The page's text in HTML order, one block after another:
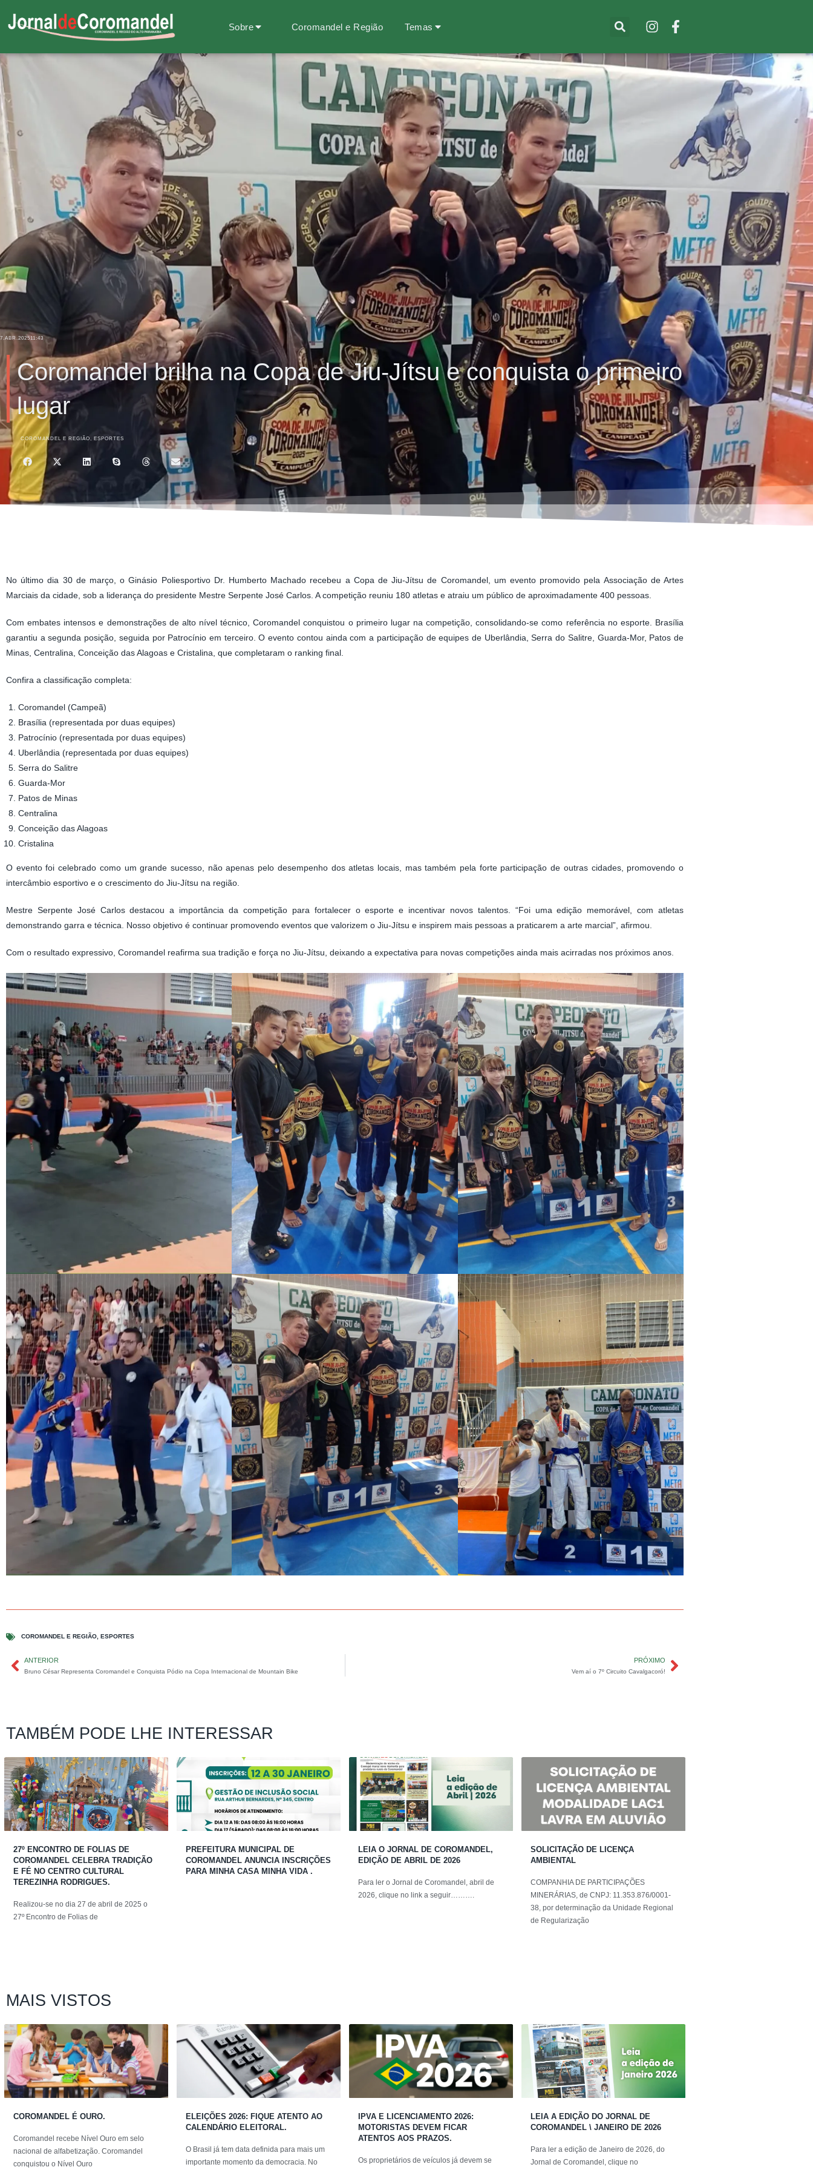
Sobre Coromandel e Região Temas
7.ABR.202511:43
Coromandel brilha na Copa de Jiu-Jítsu e conquista o primeiro
lugar
COROMANDEL E REGIÃO, ESPORTES
No último dia 30 de março, o Ginásio Poliesportivo Dr. Humberto Machado recebeu a Copa de Jiu-Jítsu de Coromandel, um evento promovido pela Associação de Artes
Marciais da cidade, sob a liderança do presidente Mestre Serpente José Carlos. A competição reuniu 180 atletas e atraiu um público de aproximadamente 400 pessoas.
Com embates intensos e demonstrações de alto nível técnico, Coromandel conquistou o primeiro lugar na competição, consolidando-se como referência no esporte. Brasília
garantiu a segunda posição, seguida por Patrocínio em terceiro. O evento contou ainda com a participação de equipes de Uberlândia, Serra do Salitre, Guarda-Mor, Patos de
Minas, Centralina, Conceição das Alagoas e Cristalina, que completaram o ranking final.
Confira a classificação completa:
Coromandel (Campeã)
Brasília (representada por duas equipes)
Patrocínio (representada por duas equipes)
Uberlândia (representada por duas equipes)
Serra do Salitre
Guarda-Mor
Patos de Minas
Centralina
Conceição das Alagoas
Cristalina
O evento foi celebrado como um grande sucesso, não apenas pelo desempenho dos atletas locais, mas também pela forte participação de outras cidades, promovendo o
intercâmbio esportivo e o crescimento do Jiu-Jítsu na região.
Mestre Serpente José Carlos destacou a importância da competição para fortalecer o esporte e incentivar novos talentos. “Foi uma edição memorável, com atletas
demonstrando garra e técnica. Nosso objetivo é continuar promovendo eventos que valorizem o Jiu-Jítsu e inspirem mais pessoas a praticarem a arte marcial”, afirmou.
Com o resultado expressivo, Coromandel reafirma sua tradição e força no Jiu-Jítsu, deixando a expectativa para novas competições ainda mais acirradas nos próximos anos.
COROMANDEL E REGIÃO ESPORTES
ANTERIOR
Bruno César Representa Coromandel e Conquista Pódio na Copa Internacional de Mountain Bike
PRÓXIMO
Vem aí o 7º Circuito Cavalgacoró!
TAMBÉM PODE LHE INTERESSAR
27º ENCONTRO DE FOLIAS DE
COROMANDEL CELEBRA TRADIÇÃO
E FÉ NO CENTRO CULTURAL
TEREZINHA RODRIGUES.
Realizou-se no dia 27 de abril de 2025 o
27º Encontro de Folias de
PREFEITURA MUNICIPAL DE
COROMANDEL ANUNCIA INSCRIÇÕES
PARA MINHA CASA MINHA VIDA .
LEIA O JORNAL DE COROMANDEL,
EDIÇÃO DE ABRIL DE 2026
Para ler o Jornal de Coromandel, abril de
2026, clique no link a seguir……….
SOLICITAÇÃO DE LICENÇA
AMBIENTAL
COMPANHIA DE PARTICIPAÇÕES
MINERÁRIAS, de CNPJ: 11.353.876/0001-
38, por determinação da Unidade Regional
de Regularização
MAIS VISTOS
COROMANDEL É OURO.
Coromandel recebe Nível Ouro em selo
nacional de alfabetização. Coromandel
conquistou o Nível Ouro
ELEIÇÕES 2026: FIQUE ATENTO AO
CALENDÁRIO ELEITORAL.
O Brasil já tem data definida para mais um
importante momento da democracia. No
IPVA E LICENCIAMENTO 2026:
MOTORISTAS DEVEM FICAR
ATENTOS AOS PRAZOS.
Os proprietários de veículos já devem se
LEIA A EDIÇÃO DO JORNAL DE
COROMANDEL \ JANEIRO DE 2026
Para ler a edição de Janeiro de 2026, do
Jornal de Coromandel, clique no